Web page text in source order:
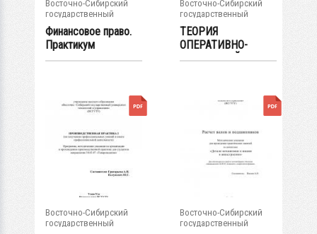
Восточно-Сибирский
государственный
университет...
Финансовое право.
Практикум
Восточно-Сибирский
государственный
университет...
ТЕОРИЯ
ОПЕРАТИВНО-
РОЗЫСКНОЙ
Восточно-Сибирский
государственный
Восточно-Сибирский
государственный